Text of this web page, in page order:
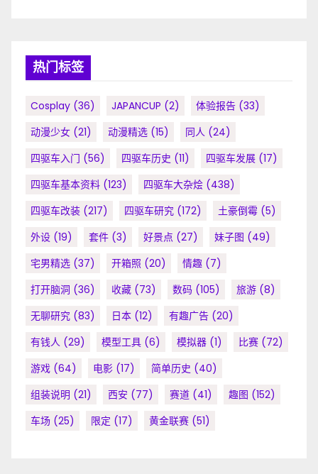
热门标签
Cosplay (36) JAPANCUP (2) 体验报告 (33)
动漫少女 (21) 动漫精选 (15) 同人 (24)
四驱车入门 (56) 四驱车历史 (11) 四驱车发展 (17)
四驱车基本资料 (123) 四驱车大杂烩 (438)
四驱车改装 (217) 四驱车研究 (172) 土豪倒霉 (5)
外设 (19) 套件 (3) 好景点 (27) 妹子图 (49)
宅男精选 (37) 开箱照 (20) 情趣 (7)
打开脑洞 (36) 收藏 (73) 数码 (105) 旅游 (8)
无聊研究 (83) 日本 (12) 有趣广告 (20)
有钱人 (29) 模型工具 (6) 模拟器 (1) 比赛 (72)
游戏 (64) 电影 (17) 简单历史 (40)
组装说明 (21) 西安 (77) 赛道 (41) 趣图 (152)
车场 (25) 限定 (17) 黄金联赛 (51)